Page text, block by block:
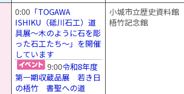
0:00 「TOGAWA
ISHIKU（砥川石工）道
具展～木のように石を彫
った石工たち～」を開催
しています
9:00令和8年度
第一期収蔵品展 若き日
の梧竹 書聖への道
小城市立歴史資料
梧竹記念館